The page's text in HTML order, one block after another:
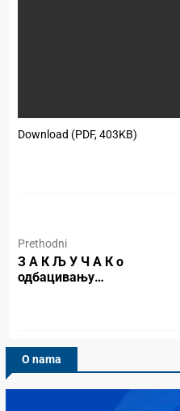
Download (PDF, 403KB)
Prethodni
З А К Љ У Ч А К о
одбацивању…
O nama